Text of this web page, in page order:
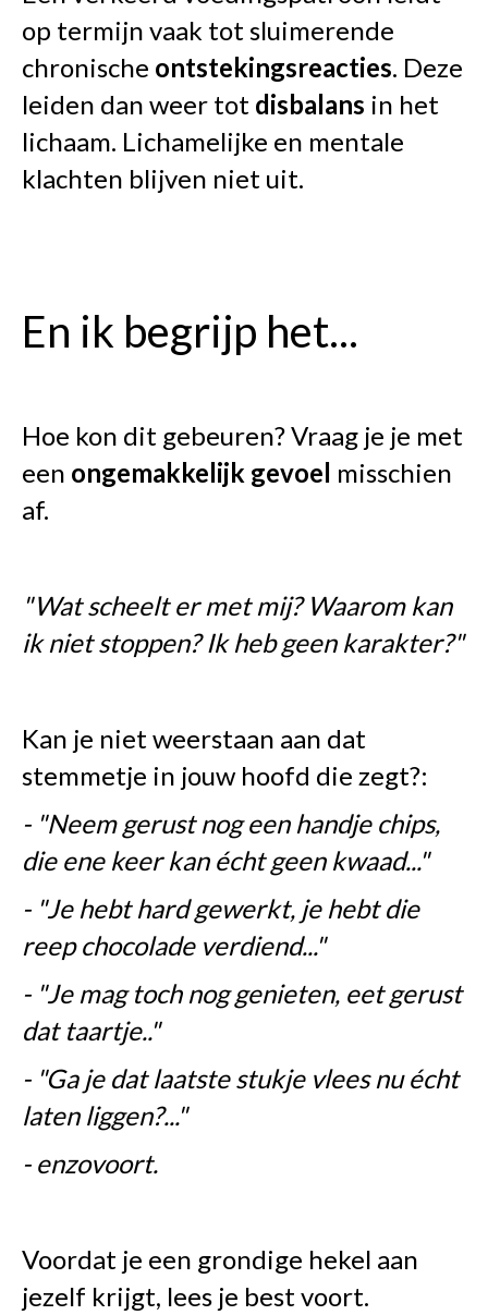
op termijn vaak tot sluimerende
chronische ontstekingsreacties. Deze
leiden dan weer tot disbalans in het
lichaam. Lichamelijke en mentale
klachten blijven niet uit.
En ik begrijp het...
Hoe kon dit gebeuren? Vraag je je met
een ongemakkelijk gevoel misschien
af.
"Wat scheelt er met mij? Waarom kan
ik niet stoppen? Ik heb geen karakter?"
Kan je niet weerstaan aan dat
stemmetje in jouw hoofd die zegt?:
- "Neem gerust nog een handje chips,
die ene keer kan écht geen kwaad..."
- "Je hebt hard gewerkt, je hebt die
reep chocolade verdiend..."
- "Je mag toch nog genieten, eet gerust
dat taartje.."
- "Ga je dat laatste stukje vlees nu écht
laten liggen?..."
- enzovoort.
Voordat je een grondige hekel aan
jezelf krijgt, lees je best voort.